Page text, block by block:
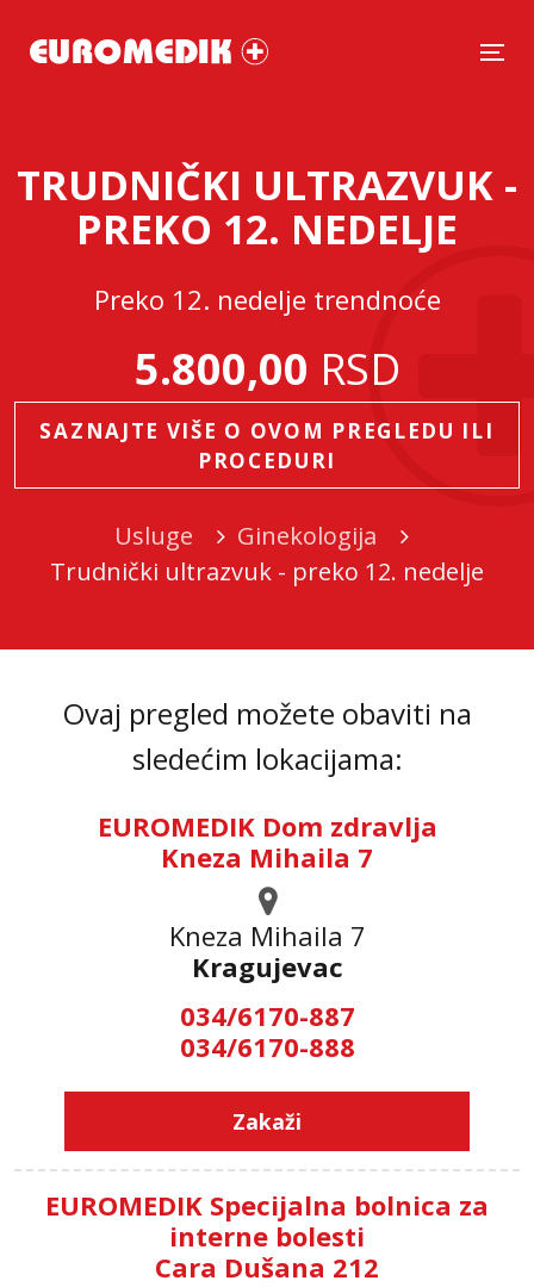
TRUDNIČKI ULTRAZVUK -
PREKO 12. NEDELJE
Preko 12. nedelje trendnoće
5.800,00 RSD
SAZNAJTE VIŠE O OVOM PREGLEDU ILI
PROCEDURI
Usluge
Ginekologija
Trudnički ultrazvuk - preko 12. nedelje
Ovaj pregled možete obaviti na
sledećim lokacijama:
EUROMEDIK Dom zdravlja
Kneza Mihaila 7
Kneza Mihaila 7
Kragujevac
034/6170-887
034/6170-888
Zakaži
EUROMEDIK Specijalna bolnica za
interne bolesti
Cara Dušana 212